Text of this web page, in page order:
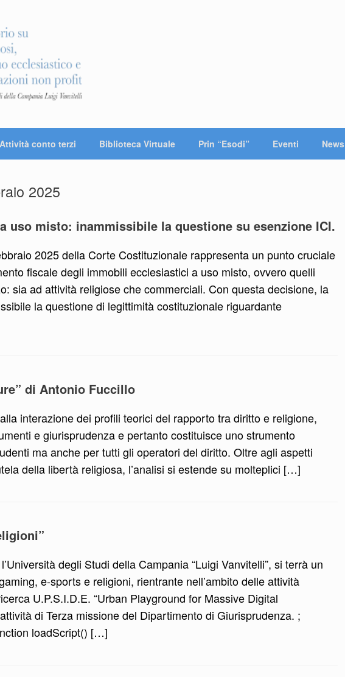
Attività conto terzi Biblioteca Virtuale Prin “Esodi” Eventi News
2025
uso misto: inammissibile la questione su esenzione ICI.
2025 della Corte Costituzionale rappresenta un punto cruciale
fiscale degli immobili ecclesiastici a uso misto, ovvero quelli
sia ad attività religiose che commerciali. Con questa decisione, la
la questione di legittimità costituzionale riguardante
di Antonio Fuccillo
interazione dei profili teorici del rapporto tra diritto e religione,
e giurisprudenza e pertanto costituisce uno strumento
ma anche per tutti gli operatori del diritto. Oltre agli aspetti
della libertà religiosa, l’analisi si estende su molteplici […]
degli Studi della Campania “Luigi Vanvitelli”, si terrà un
e-sports e religioni, rientrante nell’ambito delle attività
U.P.S.I.D.E. “Urban Playground for Massive Digital
di Terza missione del Dipartimento di Giurisprudenza. ;
loadScript() […]